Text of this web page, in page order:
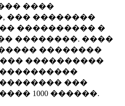
����
��� ��������
���������� �
��������. ����
����� ��������
����������
���
1000 ������.